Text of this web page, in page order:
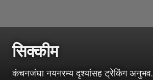
सिक्कीम
कंचनजंघा नयनरम्य दृश्यांसह ट्रेकिंग अनुभव.